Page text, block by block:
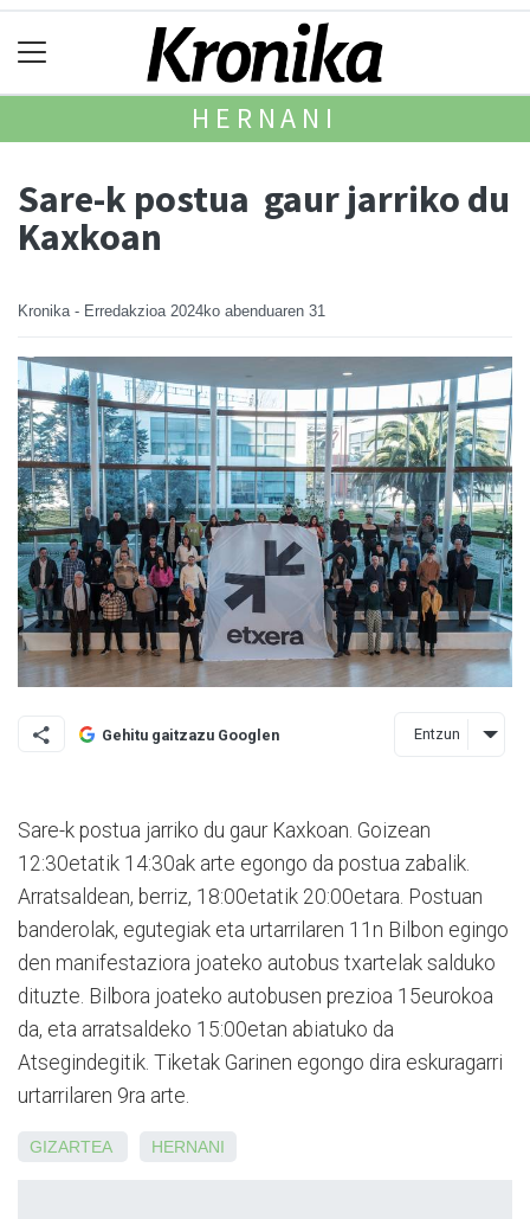
HERNANI
Sare-k postua gaur jarriko du
Kaxkoan
Kronika - Erredakzioa 2024ko abenduaren 31
Gehitu gaitzazu Googlen Entzun
Sare-k postua jarriko du gaur Kaxkoan. Goizean
12:30etatik 14:30ak arte egongo da postua zabalik.
Arratsaldean, berriz, 18:00etatik 20:00etara. Postuan
banderolak, egutegiak eta urtarrilaren 11n Bilbon egingo
den manifestaziora joateko autobus txartelak salduko
dituzte. Bilbora joateko autobusen prezioa 15eurokoa
da, eta arratsaldeko 15:00etan abiatuko da
Atsegindegitik. Tiketak Garinen egongo dira eskuragarri
urtarrilaren 9ra arte.
GIZARTEA HERNANI